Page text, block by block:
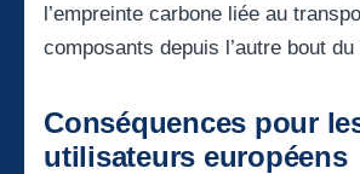
l’empreinte carbone liée au
composants depuis l’autre bout du
Conséquences pour
utilisateurs européens